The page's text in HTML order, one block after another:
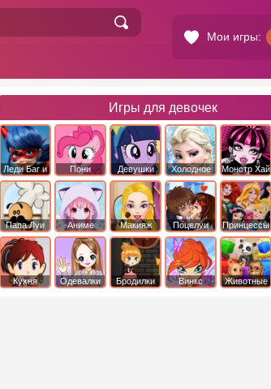
Мои игры:
Игры для девочек
Леди Баг и
Супер Кот
Пони
Дружба это
Девушки
Эквестрии
Холодное
Сердце
Монстр Хай
Папа Луи Аниме Макияж Поцелуи
Принцессы
Диснея
Кухня
Одевалки Бродилки Винкс Животные